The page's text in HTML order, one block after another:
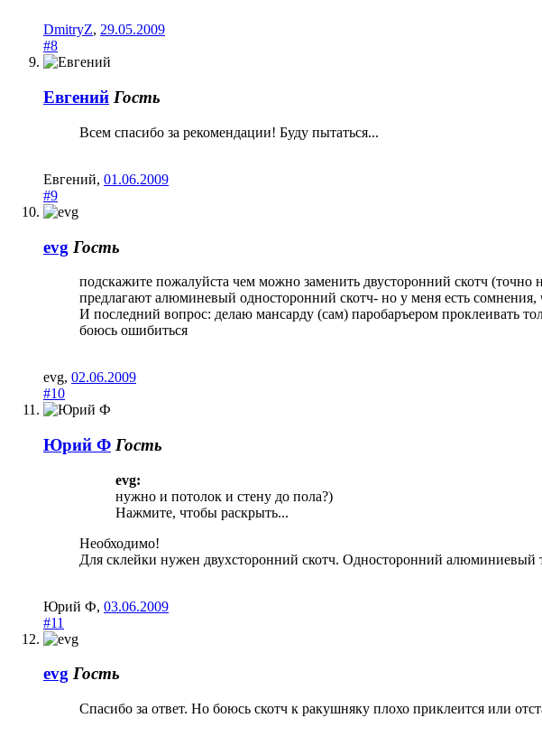
DmitryZ, 29.05.2009
#8
Евгений Гость
Всем спасибо за рекомендации! Буду пытаться...
Евгений, 01.06.2009
#9
evg Гость
подскажите пожалуйста чем можно заменить двусторонний скотч
предлагают алюминевый односторонний скотч- но у меня есть сомнения,
И последний вопрос: делаю мансарду (сам) паробаръером проклеивать
боюсь ошибиться
evg, 02.06.2009
#10
Юрий Ф Гость
evg:
нужно и потолок и стену до пола?)
Нажмите, чтобы раскрыть...
Необходимо!
Для склейки нужен двухсторонний скотч. Односторонний
Юрий Ф, 03.06.2009
#11
evg Гость
Спасибо за ответ. Но боюсь скотч к ракушняку плохо приклеится или